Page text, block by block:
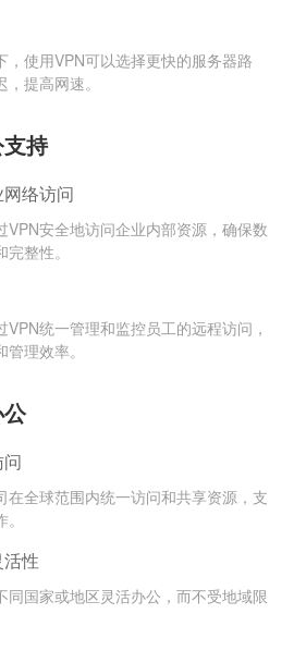
，使用VPN可以选择更快的服务器路
提高网速。
持
络访问
VPN安全地访问企业内部资源，确保数
整性。
VPN统一管理和监控员工的远程访问，
理效率。
在全球范围内统一访问和共享资源，支
性
同国家或地区灵活办公，而不受地域限